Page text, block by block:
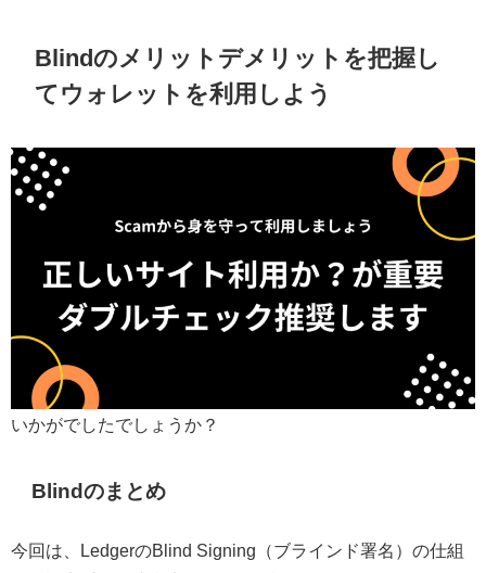
Blindのメリットデメリットを把握し
てウォレットを利用しよう
いかがでしたでしょうか？
Blindのまとめ
今回は、LedgerのBlind Signing（ブラインド署名）の仕組